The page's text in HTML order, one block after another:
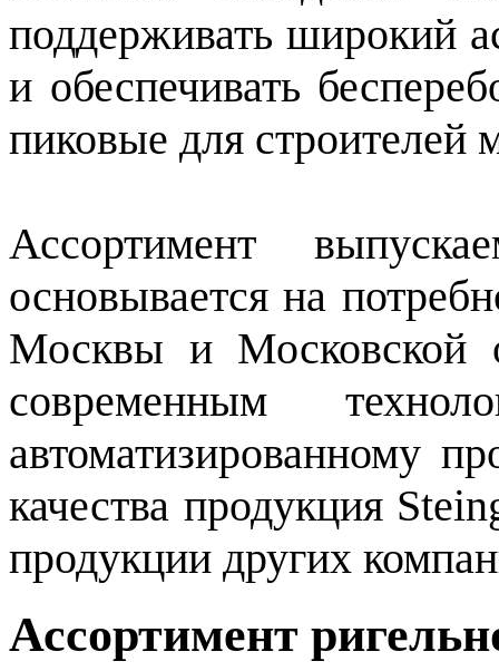
поддерживать широкий
и обеспечивать
пиковые для
Ассортимент
основывается на
Москвы и Московской
современным
автоматизированному
качества продукция
продукции других
Ассортимент